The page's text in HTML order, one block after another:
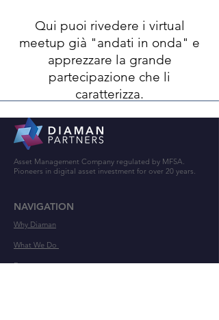
Qui puoi rivedere i virtual
meetup già "andati in onda" e
apprezzare la grande
partecipazione che li
caratterizza.
Asset Management Company regulated by MFSA.
Pioneers in digital asset investment for over 20 years.
NAVIGATION
Why Diaman
What We Do
Events